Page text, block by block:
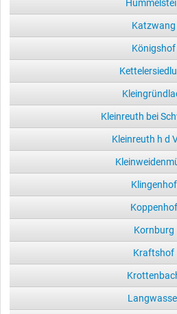
Katzwang
Königshof
Kleinreuth bei
Kleinreuth h d
Klingenhof
Koppenhof
Kornburg
Kraftshof